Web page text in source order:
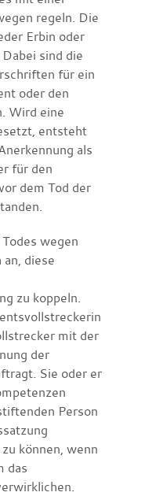
regeln. Die
Erbin oder
sind die
für ein
oder den
Wird eine
entsteht
als
für den
dem Tod der
wegen
diese
zu koppeln.
mit der
der
Sie oder er
Person
können, wenn
das